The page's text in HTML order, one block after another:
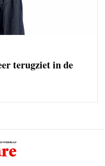
terugziet in de